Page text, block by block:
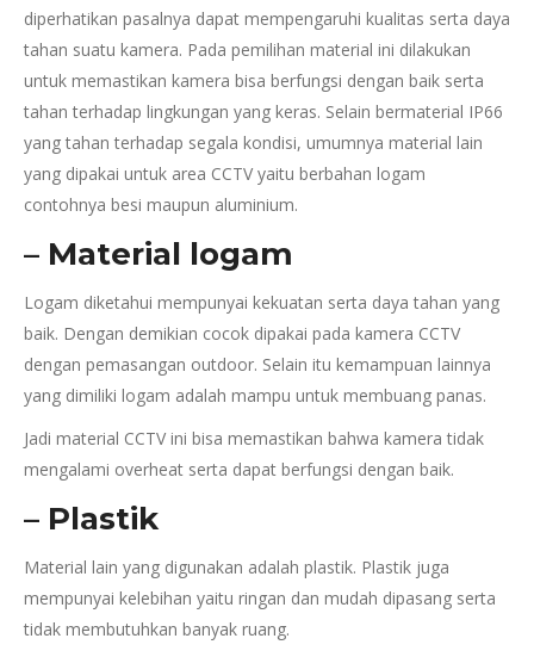
diperhatikan pasalnya dapat mempengaruhi kualitas serta daya
tahan suatu kamera. Pada pemilihan material ini dilakukan
untuk memastikan kamera bisa berfungsi dengan baik serta
tahan terhadap lingkungan yang keras. Selain bermaterial IP66
yang tahan terhadap segala kondisi, umumnya material lain
yang dipakai untuk area CCTV yaitu berbahan logam
contohnya besi maupun aluminium.
– Material logam
Logam diketahui mempunyai kekuatan serta daya tahan yang
baik. Dengan demikian cocok dipakai pada kamera CCTV
dengan pemasangan outdoor. Selain itu kemampuan lainnya
yang dimiliki logam adalah mampu untuk membuang panas.
Jadi material CCTV ini bisa memastikan bahwa kamera tidak
mengalami overheat serta dapat berfungsi dengan baik.
– Plastik
Material lain yang digunakan adalah plastik. Plastik juga
mempunyai kelebihan yaitu ringan dan mudah dipasang serta
tidak membutuhkan banyak ruang.